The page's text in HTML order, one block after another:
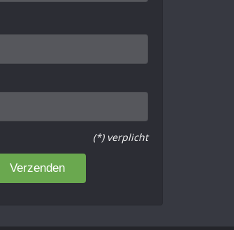
(*) verplicht